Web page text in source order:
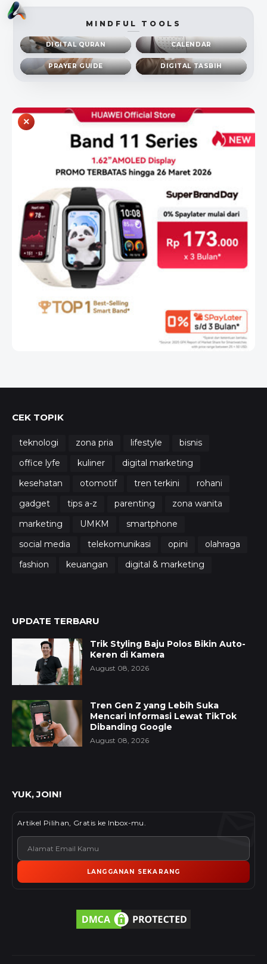
MINDFUL TOOLS
DIGITAL QURAN CALENDAR
PRAYER GUIDE DIGITAL TASBIH
×
CEK TOPIK
teknologi zona pria lifestyle
bisnis
office lyfe
kuliner
digital marketing
kesehatan
otomotif tren terkini
rohani
gadget
tips a-z parenting
zona wanita
marketing
UMKM
smartphone
social media
telekomunikasi opini
olahraga
fashion
keuangan digital & marketing
UPDATE TERBARU
Trik Styling Baju Polos Bikin Auto-
Keren di Kamera
August 08, 2026
Tren Gen Z yang Lebih Suka
Mencari Informasi Lewat TikTok
Dibanding Google
August 08, 2026
YUK, JOIN!
Artikel Pilihan, Gratis ke Inbox-mu.
LANGGANAN SEKARANG